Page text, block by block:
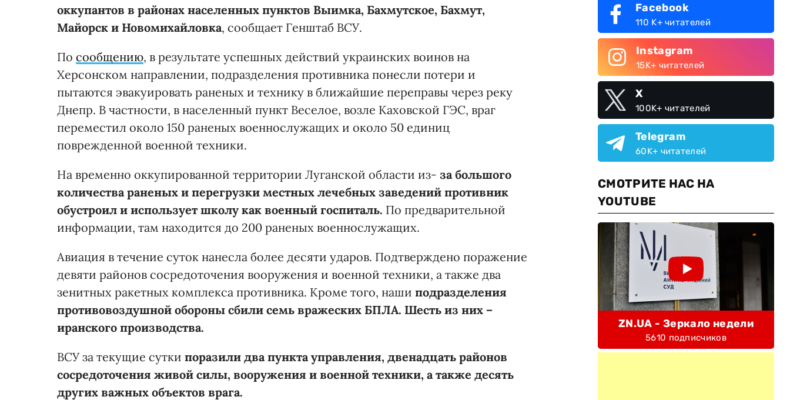
оккупантов в районах населенных пунктов Выимка, Бахмутское, Бахмут,
Майорск и Новомихайловка, сообщает Генштаб ВСУ.
По сообщению, в результате успешных действий украинских воинов на
Херсонском направлении, подразделения противника понесли потери и
пытаются эвакуировать раненых и технику в ближайшие переправы через реку
Днепр. В частности, в населенный пункт Веселое, возле Каховской ГЭС, враг
переместил около 150 раненых военнослужащих и около 50 единиц
поврежденной военной техники.
На временно оккупированной территории Луганской области из- за большого
количества раненых и перегрузки местных лечебных заведений противник
обустроил и использует школу как военный госпиталь. По предварительной
информации, там находится до 200 раненых военнослужащих.
Авиация в течение суток нанесла более десяти ударов. Подтверждено поражение
девяти районов сосредоточения вооружения и военной техники, а также два
зенитных ракетных комплекса противника. Кроме того, наши подразделения
противовоздушной обороны сбили семь вражеских БПЛА. Шесть из них –
иранского производства.
ВСУ за текущие сутки поразили два пункта управления, двенадцать районов
сосредоточения живой силы, вооружения и военной техники, а также десять
других важных объектов врага.
Facebook
110 K+ читателей
Instagram
15K+ читателей
X
100K+ читателей
Telegram
60K+ читателей
СМОТРИТЕ НАС НА
YOUTUBE
ZN.UA - Зеркало недели
5610 подписчиков